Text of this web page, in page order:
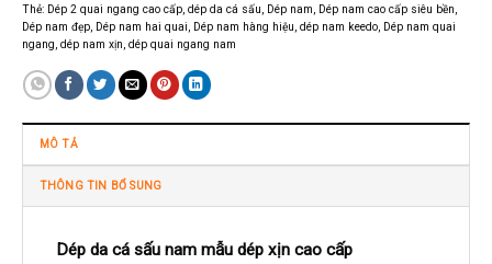
Thẻ: Dép 2 quai ngang cao cấp, dép da cá sấu, Dép nam, Dép nam cao cấp siêu bền,
Dép nam đẹp, Dép nam hai quai, Dép nam hàng hiệu, dép nam keedo, Dép nam quai
ngang, dép nam xịn, dép quai ngang nam
MÔ TẢ
THÔNG TIN BỔ SUNG
Dép da cá sấu nam mẫu dép xịn cao cấp